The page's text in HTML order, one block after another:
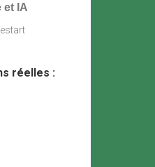
et IA
réelles :